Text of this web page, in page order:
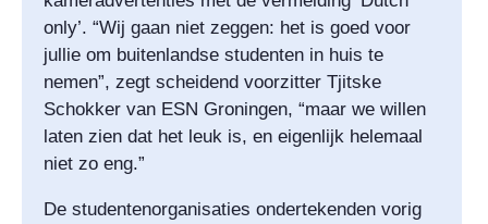
only’. “Wij gaan niet zeggen: het is goed voor
jullie om buitenlandse studenten in huis te
nemen”, zegt scheidend voorzitter Tjitske
Schokker van ESN Groningen, “maar we willen
laten zien dat het leuk is, en eigenlijk helemaal
niet zo eng.”
De studentenorganisaties ondertekenden vorig